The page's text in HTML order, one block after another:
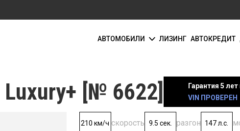
АВТОМОБИЛИ ЛИЗИНГ АВТОКРЕДИТ
Luxury+ [№ 6622]
Гарантия 5
VIN ПРОВЕРЕН
210 км/ч скорость 9.5 сек. разгон 147 л.с.